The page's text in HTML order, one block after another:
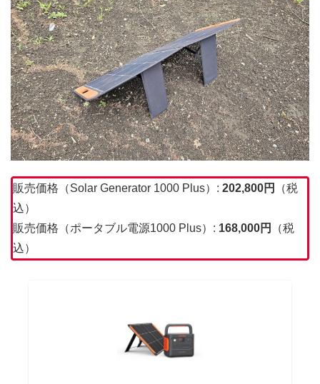
販売価格（Solar Generator 1000 Plus）: 202,800円
（税
込）
販売価格（ポータブル電源1000 Plus）: 168,000円
（税
込）